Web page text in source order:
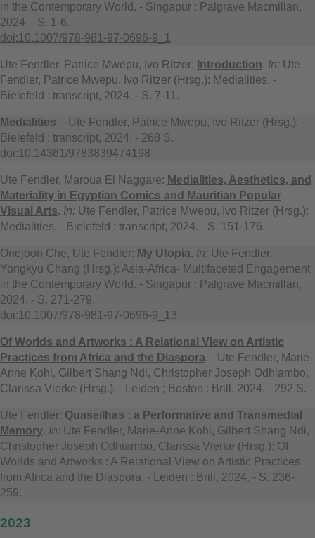
in the Contemporary World. - Singapur : Palgrave Macmillan,
2024. - S. 1-6.
doi:10.1007/978-981-97-0696-9_1
Ute Fendler, Patrice Mwepu, Ivo Ritzer: Introduction. In: Ute
Fendler, Patrice Mwepu, Ivo Ritzer (Hrsg.): Medialities. -
Bielefeld : transcript, 2024. - S. 7-11.
Medialities. - Ute Fendler, Patrice Mwepu, Ivo Ritzer (Hrsg.). -
Bielefeld : transcript, 2024. - 268 S.
doi:10.14361/9783839474198
Ute Fendler, Maroua El Naggare: Medialities, Aesthetics, and
Materiality in Egyptian Comics and Mauritian Popular
Visual Arts. In: Ute Fendler, Patrice Mwepu, Ivo Ritzer (Hrsg.):
Medialities. - Bielefeld : transcript, 2024. - S. 151-176.
Onejoon Che, Ute Fendler: My Utopia. In: Ute Fendler,
Yongkyu Chang (Hrsg.): Asia-Africa- Multifaceted Engagement
in the Contemporary World. - Singapur : Palgrave Macmillan,
2024. - S. 271-279.
doi:10.1007/978-981-97-0696-9_13
Of Worlds and Artworks : A Relational View on Artistic
Practices from Africa and the Diaspora. - Ute Fendler, Marie-
Anne Kohl, Gilbert Shang Ndi, Christopher Joseph Odhiambo,
Clarissa Vierke (Hrsg.). - Leiden ; Boston : Brill, 2024. - 292 S.
Ute Fendler: Quaseilhas : a Performative and Transmedial
Memory. In: Ute Fendler, Marie-Anne Kohl, Gilbert Shang Ndi,
Christopher Joseph Odhiambo, Clarissa Vierke (Hrsg.): Of
Worlds and Artworks : A Relational View on Artistic Practices
from Africa and the Diaspora. - Leiden : Brill, 2024. - S. 236-
259.
2023